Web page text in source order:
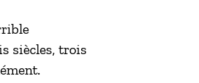
siècles, trois